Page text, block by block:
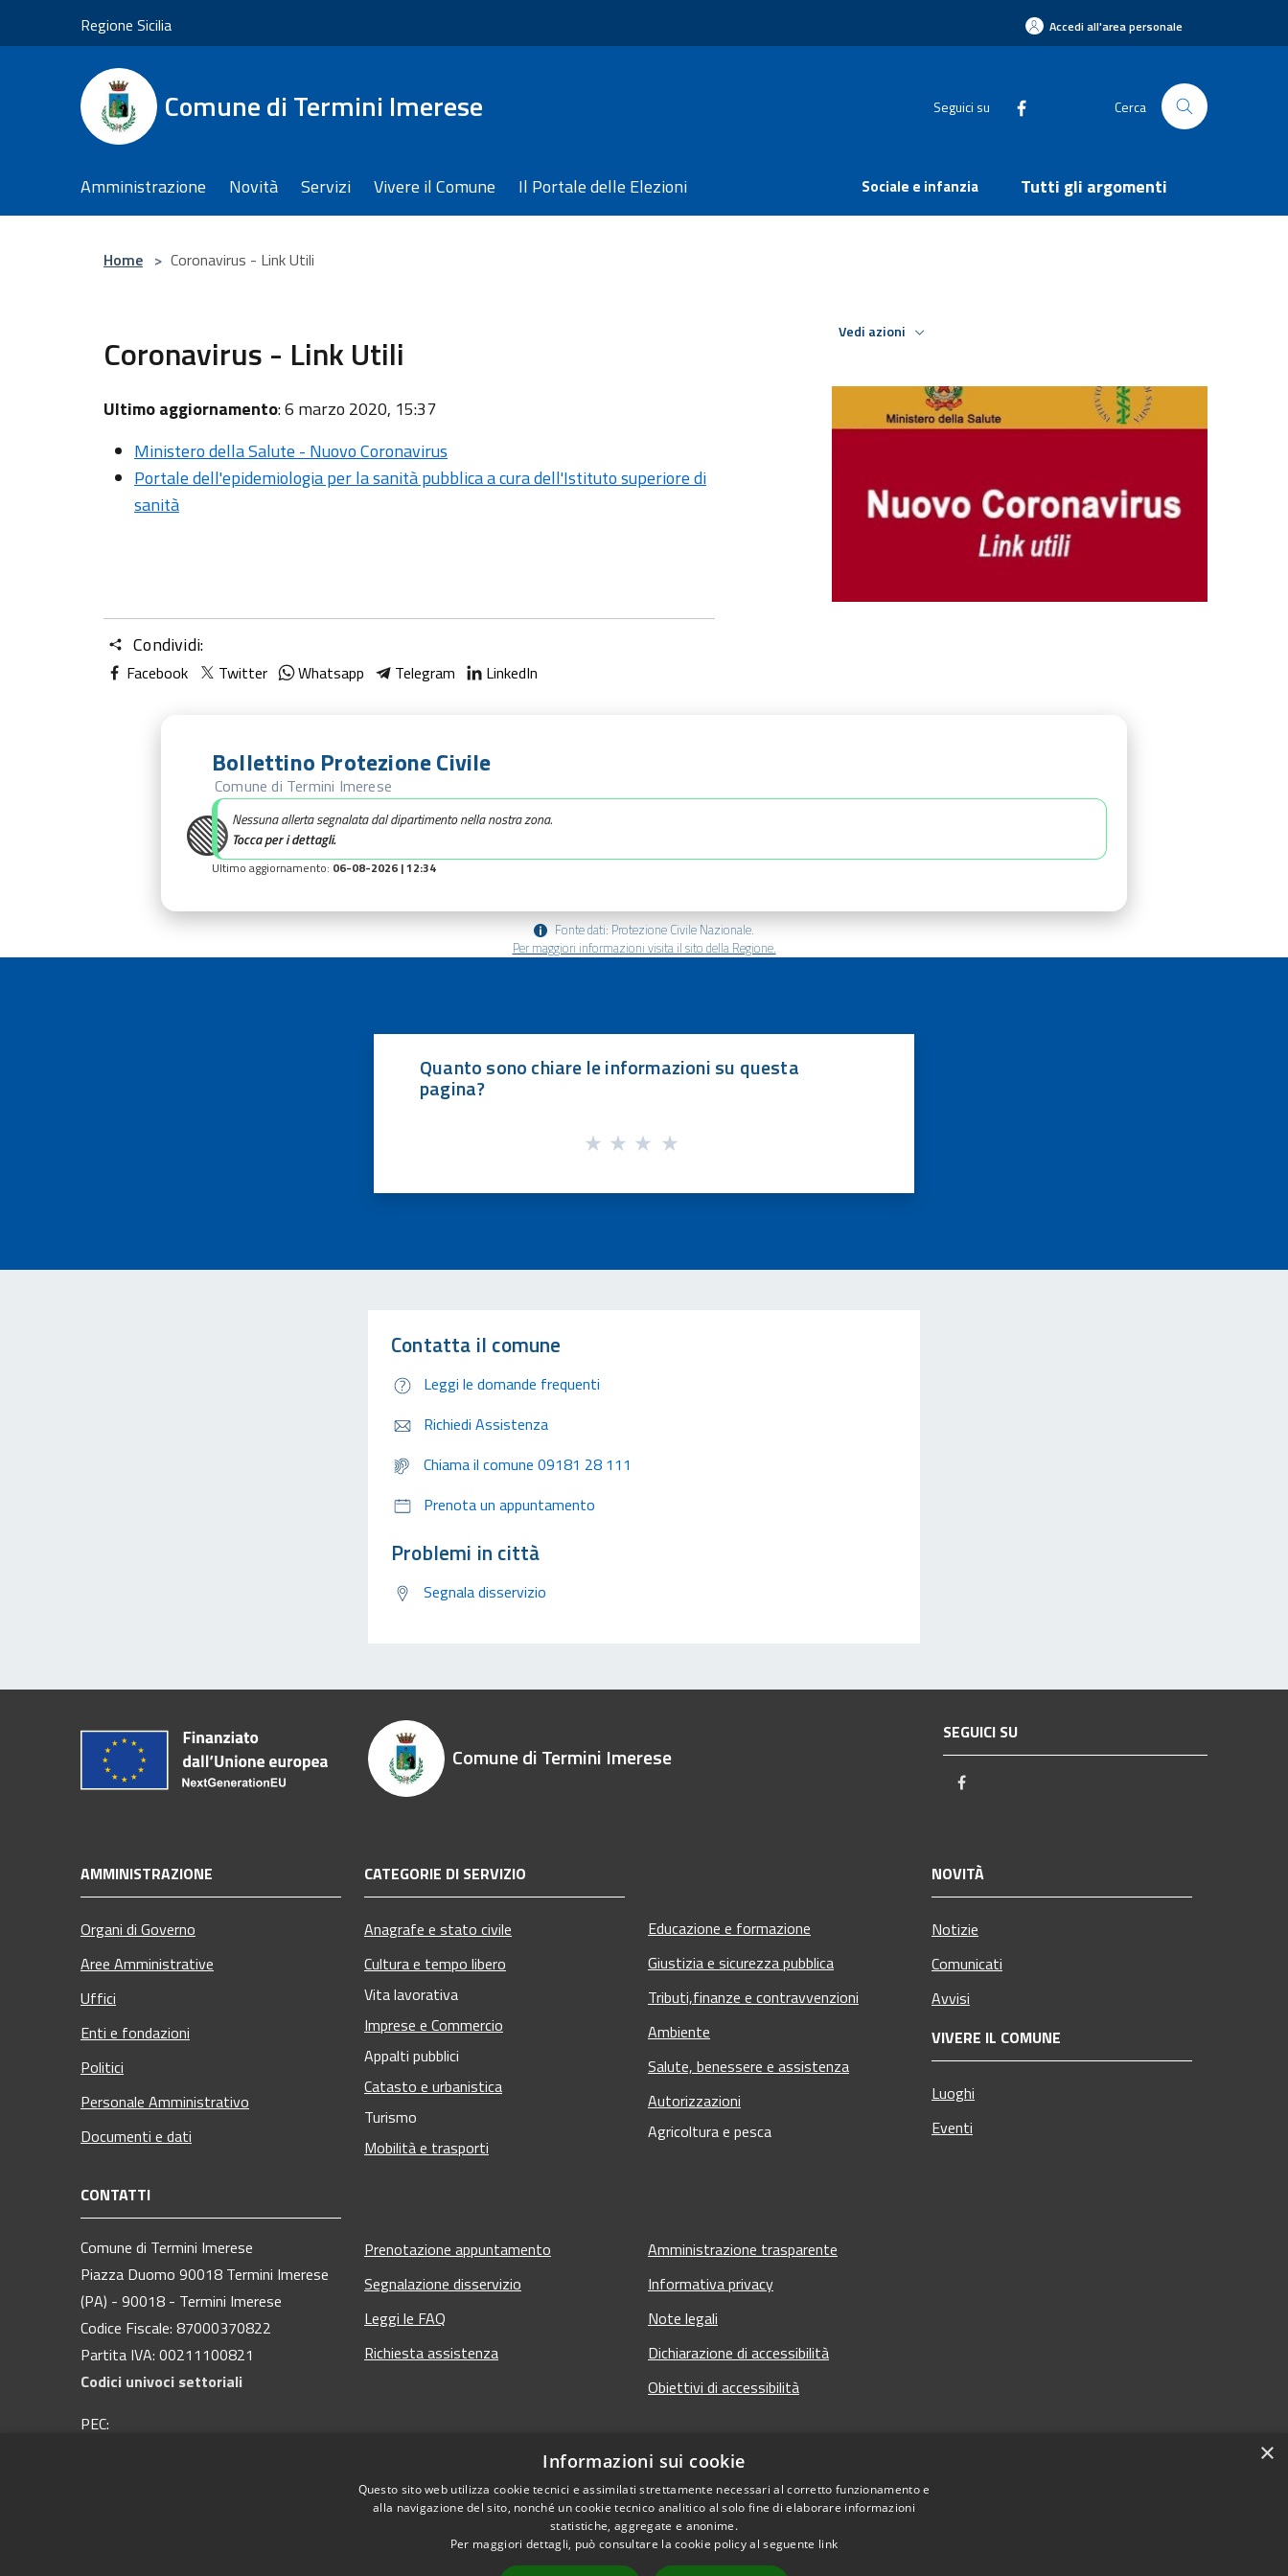
Regione Sicilia Accedi all'area personale
Comune di Termini Imerese Seguici su Cerca
Amministrazione Novità Servizi Vivere il Comune Il Portale delle Elezioni Sociale e infanzia Tutti gli argomenti
Home > Coronavirus - Link Utili
Coronavirus - Link Utili
Ultimo aggiornamento: 6 marzo 2020, 15:37
Ministero della Salute - Nuovo Coronavirus
Portale dell'epidemiologia per la sanità pubblica a cura dell'Istituto superiore di
sanità
Condividi:
Facebook Twitter Whatsapp Telegram LinkedIn
Vedi azioni
🟢
Bollettino Protezione Civile
Comune di Termini Imerese
Nessuna allerta segnalata dal dipartimento nella nostra zona.
Tocca per i dettagli.
Ultimo aggiornamento: 06-08-2026 | 12:34
Fonte dati: Protezione Civile Nazionale.
Per maggiori informazioni visita il sito della Regione.
Quanto sono chiare le informazioni su questa
pagina?
Contatta il comune
Leggi le domande frequenti
Richiedi Assistenza
Chiama il comune 09181 28 111
Prenota un appuntamento
Problemi in città
Segnala disservizio
Comune di Termini Imerese
SEGUICI SU
AMMINISTRAZIONE
Organi di Governo
Aree Amministrative
Uffici
Enti e fondazioni
Politici
Personale Amministrativo
Documenti e dati
CATEGORIE DI SERVIZIO
Anagrafe e stato civile
Cultura e tempo libero
Vita lavorativa
Imprese e Commercio
Appalti pubblici
Catasto e urbanistica
Turismo
Mobilità e trasporti
Educazione e formazione
Giustizia e sicurezza pubblica
Tributi,finanze e contravvenzioni
Ambiente
Salute, benessere e assistenza
Autorizzazioni
Agricoltura e pesca
NOVITÀ
Notizie
Comunicati
Avvisi
VIVERE IL COMUNE
Luoghi
Eventi
CONTATTI
Comune di Termini Imerese
Piazza Duomo 90018 Termini Imerese
(PA) - 90018 - Termini Imerese
Codice Fiscale: 87000370822
Partita IVA: 00211100821
Codici univoci settoriali
PEC:
Prenotazione appuntamento
Segnalazione disservizio
Leggi le FAQ
Richiesta assistenza
Amministrazione trasparente
Informativa privacy
Note legali
Dichiarazione di accessibilità
Obiettivi di accessibilità
×
Informazioni sui cookie
Questo sito web utilizza cookie tecnici e assimilati strettamente necessari al corretto funzionamento e
alla navigazione del sito, nonché un cookie tecnico analitico al solo fine di elaborare informazioni
statistiche, aggregate e anonime.
Per maggiori dettagli, può consultare la cookie policy al seguente link